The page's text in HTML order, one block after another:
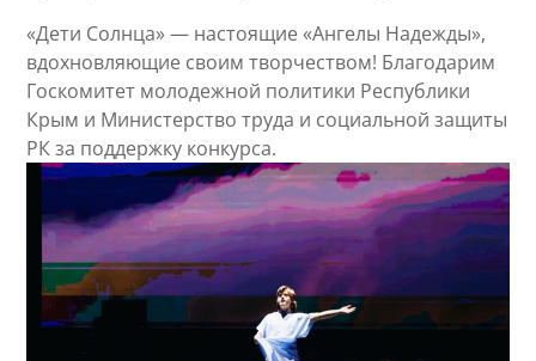
«Дети Солнца» — настоящие «Ангелы Надежды»,
вдохновляющие своим творчеством! Благодарим
Госкомитет молодежной политики Республики
Крым и Министерство труда и социальной защиты
РК за поддержку конкурса.